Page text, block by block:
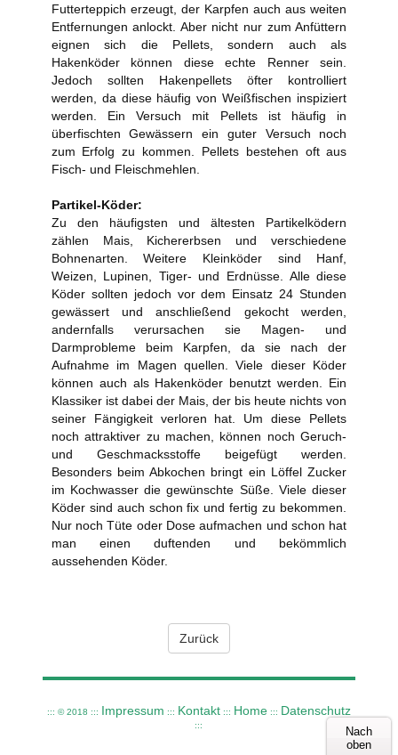
Futterteppich erzeugt, der Karpfen auch aus weiten
Entfernungen anlockt. Aber nicht nur zum Anfüttern
eignen sich die Pellets, sondern auch als
Hakenköder können diese echte Renner sein.
Jedoch sollten Hakenpellets öfter kontrolliert
werden, da diese häufig von Weißfischen inspiziert
werden. Ein Versuch mit Pellets ist häufig in
überfischten Gewässern ein guter Versuch noch
zum Erfolg zu kommen. Pellets bestehen oft aus
Fisch- und Fleischmehlen.
Partikel-Köder:
Zu den häufigsten und ältesten Partikelködern
zählen Mais, Kichererbsen und verschiedene
Bohnenarten. Weitere Kleinköder sind Hanf,
Weizen, Lupinen, Tiger- und Erdnüsse. Alle diese
Köder sollten jedoch vor dem Einsatz 24 Stunden
gewässert und anschließend gekocht werden,
andernfalls verursachen sie Magen- und
Darmprobleme beim Karpfen, da sie nach der
Aufnahme im Magen quellen. Viele dieser Köder
können auch als Hakenköder benutzt werden. Ein
Klassiker ist dabei der Mais, der bis heute nichts von
seiner Fängigkeit verloren hat. Um diese Pellets
noch attraktiver zu machen, können noch Geruch-
und Geschmacksstoffe beigefügt werden.
Besonders beim Abkochen bringt ein Löffel Zucker
im Kochwasser die gewünschte Süße. Viele dieser
Köder sind auch schon fix und fertig zu bekommen.
Nur noch Tüte oder Dose aufmachen und schon hat
man einen duftenden und bekömmlich
aussehenden Köder.
Zurück
Nach
oben
::: © 2018 ::: Impressum ::: Kontakt::: Home::: Datenschutz
:::